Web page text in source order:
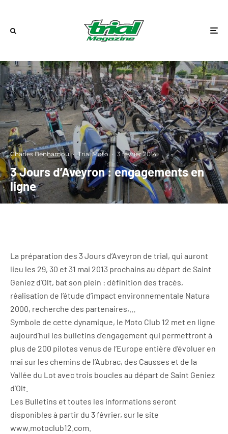
Charles Benhamou · Trial Moto · 3 février 2014
3 Jours d’Aveyron : engagements en
ligne
La préparation des 3 Jours d’Aveyron de trial, qui auront
lieu les 29, 30 et 31 mai 2013 prochains au départ de Saint
Geniez d’Olt, bat son plein : définition des tracés,
réalisation de l’étude d’impact environnementale Natura
2000, recherche des partenaires,…
Symbole de cette dynamique, le Moto Club 12 met en ligne
aujourd’hui les bulletins d’engagement qui permettront à
plus de 200 pilotes venus de l’Europe entière d’évoluer en
mai sur les chemins de l’Aubrac, des Causses et de la
Vallée du Lot avec trois boucles au départ de Saint Geniez
d’Olt.
Les Bulletins et toutes les informations seront
disponibles à partir du 3 février, sur le site
www.motoclub12.com.